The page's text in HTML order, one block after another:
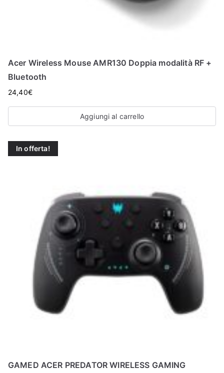
S
O
Acer Wireless Mouse AMR130 Doppia modalità RF +
Bluetooth
24,40€
Aggiungi al carrello
In offerta!
GAMED ACER PREDATOR WIRELESS GAMING